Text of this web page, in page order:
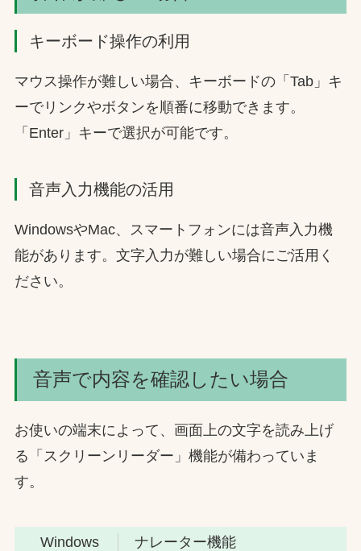
キーボード操作の利用
マウス操作が難しい場合、キーボードの「Tab」キ
ーでリンクやボタンを順番に移動できます。
「Enter」キーで選択が可能です。
音声入力機能の活用
WindowsやMac、スマートフォンには音声入力機
能があります。文字入力が難しい場合にご活用く
ださい。
音声で内容を確認したい場合
お使いの端末によって、画面上の文字を読み上げ
る「スクリーンリーダー」機能が備わっていま
す。
Windows
ナレーター機能